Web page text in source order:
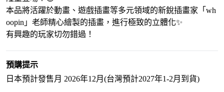
本品將活躍於動畫、遊戲插畫等多元領域的新銳插畫家「wh
oopin」老師精心繪製的插畫，進行極致的立體化✨
有興趣的玩家切勿錯過！
預購提示
日本預計發售月 2026年12月(台灣預計2027年1-2月到貨)